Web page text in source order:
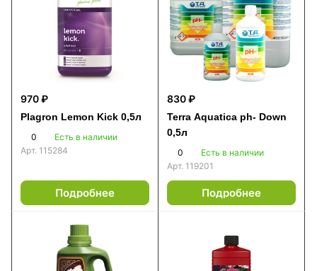
970 ₽
Plagron Lemon Kick 0,5л
0
Есть в наличии
Арт. 115284
Подробнее
830 ₽
Terra Aquatica ph- Down
0,5л
0
Есть в наличии
Арт. 119201
Подробнее